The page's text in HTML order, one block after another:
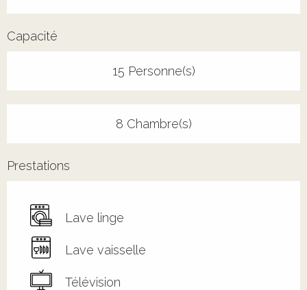
Capacité
15 Personne(s)
8 Chambre(s)
Prestations
Lave linge
Lave vaisselle
Télévision